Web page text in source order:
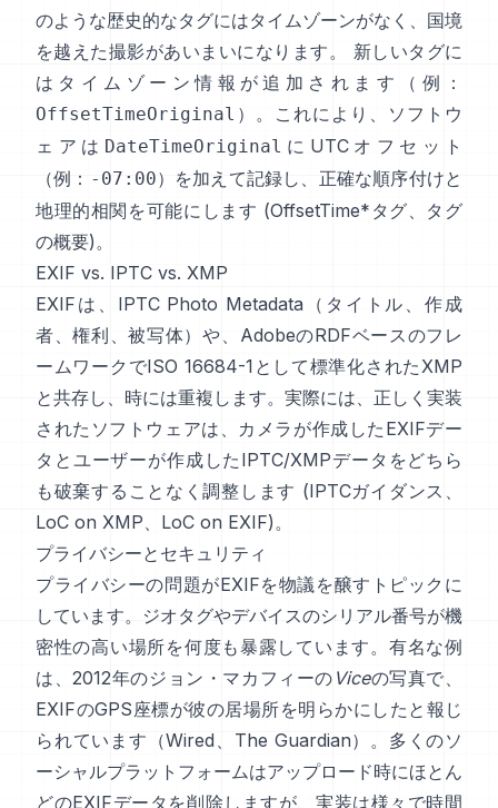
のような歴史的なタグにはタイムゾーンがなく、国境
を越えた撮影があいまいになります。 新しいタグに
はタイムゾーン情報が追加されます（例：
OffsetTimeOriginal ）。これにより、ソフトウ
ェアは DateTimeOriginal にUTCオフセット
（例： -07:00）を加えて記録し、正確な順序付けと
地理的相関を可能にします (OffsetTime*タグ、 タグ
の概要)。
EXIF vs. IPTC vs. XMP
EXIFは、 IPTC Photo Metadata （タイトル、作成
者、権利、被写体）や、AdobeのRDFベースのフレ
ームワークでISO 16684-1として標準化されたXMP
と共存し、時には重複します。実際には、正しく実装
されたソフトウェアは、カメラが作成したEXIFデー
タとユーザーが作成したIPTC/XMPデータをどちら
も破棄することなく調整します (IPTCガイダンス 、
LoC on XMP、 LoC on EXIF)。
プライバシーとセキュリティ
プライバシーの問題がEXIFを物議を醸すトピックに
しています。ジオタグやデバイスのシリアル番号が機
密性の高い場所を何度も暴露しています。有名な例
は、2012年のジョン・マカフィーの Viceの写真で、
EXIFのGPS座標が彼の居場所を明らかにしたと報じ
られています（Wired 、 The Guardian）。多くのソ
ーシャルプラットフォームはアップロード時にほとん
どのEXIFデータを削除しますが、実装は様々で時間